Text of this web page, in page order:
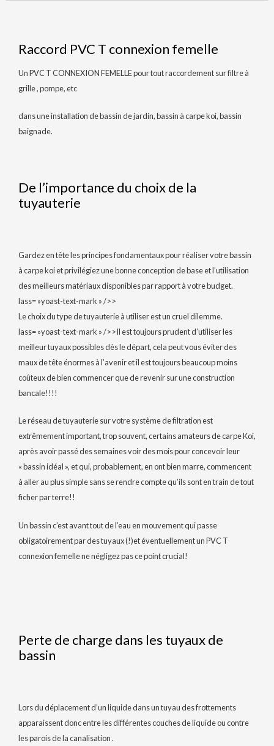
Raccord PVC T connexion femelle
Un PVC T CONNEXION FEMELLE pour tout raccordement sur filtre à
grille , pompe, etc
dans une installation de bassin de jardin, bassin à carpe koi, bassin
baignade.
De l’importance du choix de la
tuyauterie
Gardez en tête les principes fondamentaux pour réaliser votre bassin
à carpe koi et privilégiez une bonne conception de base et l’utilisation
des meilleurs matériaux disponibles par rapport à votre budget.
lass= »yoast-text-mark » />>
Le choix du type de tuyauterie à utiliser est un cruel dilemme.
lass= »yoast-text-mark » />>Il est toujours prudent d’utiliser les
meilleur tuyaux possibles dès le départ, cela peut vous éviter des
maux de tête énormes à l’avenir et il est toujours beaucoup moins
coûteux de bien commencer que de revenir sur une construction
bancale!!!!
Le réseau de tuyauterie sur votre système de filtration est
extrêmement important, trop souvent, certains amateurs de carpe Koi,
après avoir passé des semaines voir des mois pour concevoir leur
« bassin idéal », et qui, probablement, en ont bien marre, commencent
à aller au plus simple sans se rendre compte qu’ils sont en train de tout
ficher par terre!!
Un bassin c’est avant tout de l’eau en mouvement qui passe
obligatoirement par des tuyaux (!)et éventuellement un PVC T
connexion femelle ne négligez pas ce point crucial!
Perte de charge dans les tuyaux de
bassin
Lors du déplacement d’un liquide dans un tuyau des frottements
apparaissent donc entre les différentes couches de liquide ou contre
les parois de la canalisation .